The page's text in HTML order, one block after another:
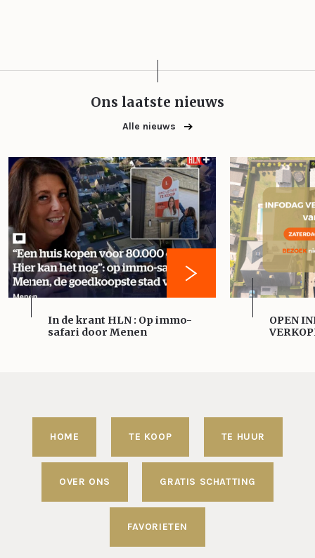
Ons laatste nieuws
Alle nieuws
In de krant HLN : Op immo-
safari door Menen
OPEN
HOME TE KOOP TE HUUR
OVER ONS GRATIS SCHATTING
FAVORIETEN